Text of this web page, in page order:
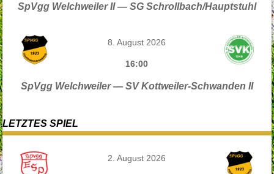
SpVgg Welchweiler II — SG Schrollbach/Hauptstuhl
8. August 2026
16:00
SpVgg Welchweiler — SV Kottweiler-Schwanden II
LETZTES SPIEL
2. August 2026